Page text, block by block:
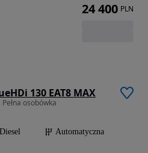
130 EAT8 MAX
osobówka
Diesel
Automatyczna
24 400 PLN